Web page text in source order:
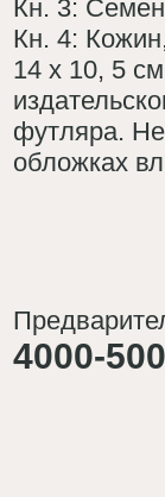
Кн. 3:
Кн. 4:
14 х 10, 5
футляра.
обложках
4000-